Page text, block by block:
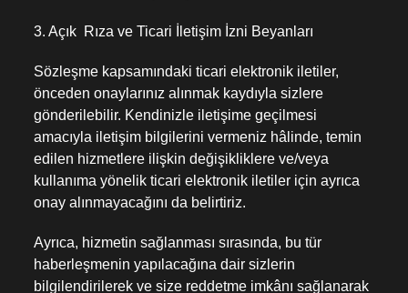
3. Açık Rıza ve Ticari İletişim İzni Beyanları
Sözleşme kapsamındaki ticari elektronik iletiler,
önceden onaylarınız alınmak kaydıyla sizlere
gönderilebilir. Kendinizle iletişime geçilmesi
amacıyla iletişim bilgilerini vermeniz hâlinde, temin
edilen hizmetlere ilişkin değişikliklere ve/veya
kullanıma yönelik ticari elektronik iletiler için ayrıca
onay alınmayacağını da belirtiriz.
Ayrıca, hizmetin sağlanması sırasında, bu tür
haberleşmenin yapılacağına dair sizlerin
bilgilendirilerek ve size reddetme imkânı sağlanarak